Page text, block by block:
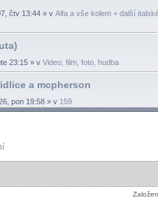
čtv 13:44 » v Alfa a vše kolem + další
23:15 » v Video, film, foto, hudba
a mcpherson
pon 19:58 » v 159